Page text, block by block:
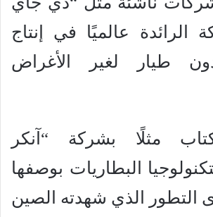
الرائدة عالميًا في إنتاج
طيار لغير الأغراض
مثلًا بشركة “آنكر
البطاريات بوصفها
التطور الذي شهدته الصين